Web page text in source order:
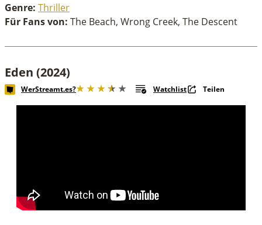
Genre: Thriller
Für Fans von: The Beach, Wrong Creek, The Descent
Eden (2024)
WerStreamt.es? Watchlist Teilen